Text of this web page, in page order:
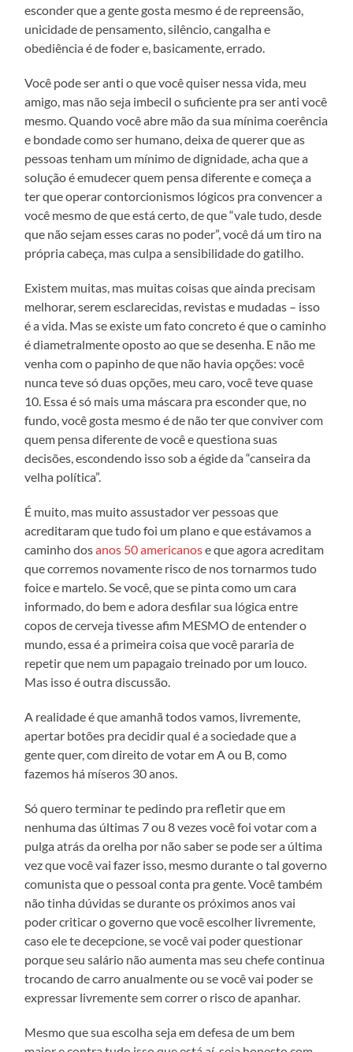
esconder que a gente gosta mesmo é de repreensão,
unicidade de pensamento, silêncio, cangalha e
obediência é de foder e, basicamente, errado.
Você pode ser anti o que você quiser nessa vida, meu
amigo, mas não seja imbecil o suficiente pra ser anti você
mesmo. Quando você abre mão da sua mínima coerência
e bondade como ser humano, deixa de querer que as
pessoas tenham um mínimo de dignidade, acha que a
solução é emudecer quem pensa diferentee começa a
ter que operar contorcionismos lógicos pra convencer a
você mesmo de que está certo, de que “vale tudo, desde
que não sejam esses caras no poder”, você dá um tiro na
própria cabeça, mas culpa a sensibilidade do gatilho.
Existem muitas, mas muitas coisas que ainda precisam
melhorar, serem esclarecidas, revistas e mudadas – isso
é a vida. Mas se existe um fato concreto é que o caminho
é diametralmente oposto ao que se desenha. E não me
venha com o papinho de que não havia opções: você
nunca teve só duas opções, meu caro, você teve quase
10. Essa é só mais uma máscara pra esconder que, no
fundo, você gosta mesmo é de não ter que conviver com
quem pensa diferente de você e questiona suas
decisões, escondendo isso sob a égide da “canseira da
velha política”.
É muito, mas muito assustador ver pessoas que
acreditaram que tudo foi um plano e que estávamos a
caminho dosanos 50 americanose que agora acreditam
que corremos novamente risco de nos tornarmos tudo
foice e martelo. Se você, que se pinta como um cara
informado, do bem e adora desfilar sua lógica entre
copos de cerveja tivesse afim MESMO de entender o
mundo, essa é a primeira coisa que você pararia de
repetir que nem um papagaio treinado por um louco.
Mas isso é outra discussão.
A realidade é que amanhã todos vamos, livremente,
apertar botões pra decidir qual é a sociedade que a
gente quer, com direito de votar em A ou B, como
fazemos há míseros 30 anos.
Só quero terminar te pedindo pra refletir que em
nenhuma das últimas 7 ou 8 vezes você foi votar com a
pulga atrás da orelha por não saber se pode ser a última
vez que você vai fazer isso, mesmo durante o tal governo
comunista que o pessoal conta pra gente. Você também
não tinha dúvidas se durante os próximos anos vai
poder criticar o governo que você escolher livremente,
caso ele te decepcione, se você vai poder questionar
porque seu salário não aumenta mas seu chefe continua
trocando de carro anualmente ou se você vai poder se
expressar livremente sem correr o risco de apanhar.
Mesmo que sua escolha seja em defesa de um bem